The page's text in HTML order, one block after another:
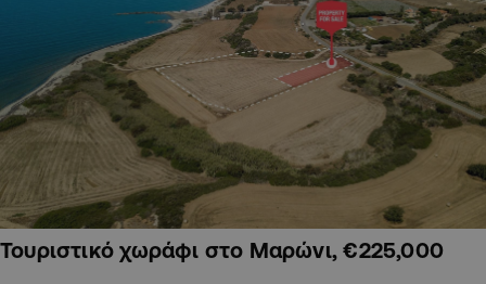
Τουριστικό χωράφι στο Μαρώνι, €225,000